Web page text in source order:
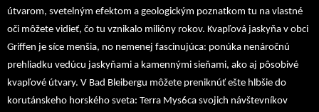
útvarom, svetelným efektom a geologickým poznatkom tu na vlastné
oči môžete vidieť, čo tu vznikalo milióny rokov. Kvapľová jaskyňa v obci
Griffen je síce menšia, no nemenej fascinujúca: ponúka nenáročnú
prehliadku vedúcu jaskyňami a kamennými sieňami, ako aj pôsobivé
kvapľové útvary. V Bad Bleibergu môžete preniknúť ešte hlbšie do
korutánskeho horského sveta: Terra Mys6ca svojich návštevníkov